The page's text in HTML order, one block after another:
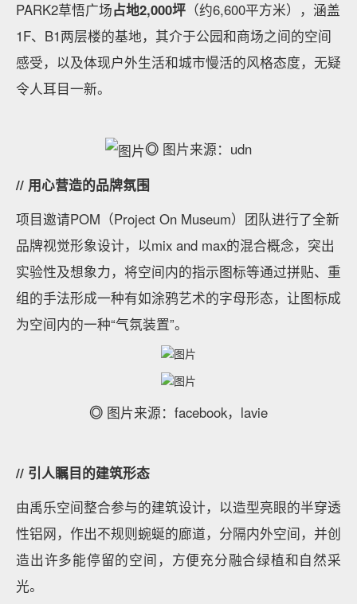
PARK2草悟广场占地2,000坪 （约6,600平方米），涵盖
1F、B1两层楼的基地，其介于公园和商场之间的空间
感受，以及体现户外生活和城市慢活的风格态度，无疑
令人耳目一新。
◎ 图片来源：udn
// 用心营造的品牌氛围
项目邀请POM（Project On Museum）团队进行了全新
品牌视觉形象设计，以mix and max的混合概念，突出
实验性及想象力，将空间内的指示图标等通过拼贴、重
组的手法形成一种有如涂鸦艺术的字母形态，让图标成
为空间内的一种“气氛装置”。
◎ 图片来源：facebook，lavie
// 引人瞩目的建筑形态
由禹乐空间整合参与的建筑设计，以造型亮眼的半穿透
性铝网，作出不规则蜿蜒的廊道，分隔内外空间，并创
造出许多能停留的空间，方便充分融合绿植和自然采
光。